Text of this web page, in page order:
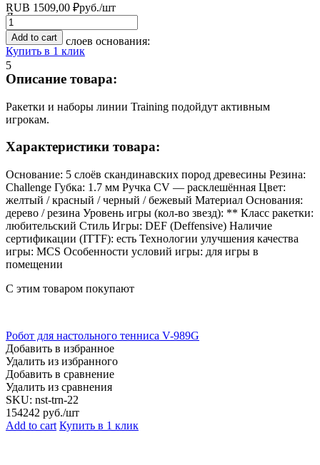
Дерево
Количество слоев основания:
5
RUB 1509,00 ₽руб./шт
Quantity
Add to cart
Купить в 1 клик
Описание товара:
Ракетки и наборы линии Training подойдут активным
игрокам.
Характеристики товара:
Основание: 5 слоёв скандинавских пород древесины Резина:
Challenge Губка: 1.7 мм Ручка CV — расклешённая Цвет:
желтый / красный / черный / бежевый Материал Основания:
дерево / резина Уровень игры (кол-во звезд): ** Класс ракетки:
любительский Стиль Игры: DEF (Deffensive) Наличие
сертификации (ITTF): есть Технологии улучшения качества
игры: MCS Особенности условий игры: для игры в
помещении
С этим товаром покупают
Робот для настольного тенниса V-989G
Добавить в избранное
Удалить из избранного
Добавить в сравнение
Удалить из сравнения
SKU: nst-trn-22
154242 руб./шт
Add to cart Купить в 1 клик